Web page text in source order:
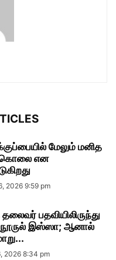
மேலும் மனித
கொலை என
2026 9:59 pm
பதவியிலிருந்து
நூருல் இஸ்ஸா; ஆனால்
2026 8:34 pm